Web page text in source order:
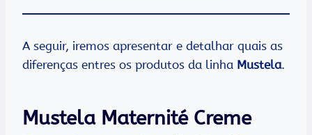
A seguir, iremos apresentar e detalhar quais as
diferenças entres os produtos da linha Mustela.
Mustela Maternité Creme